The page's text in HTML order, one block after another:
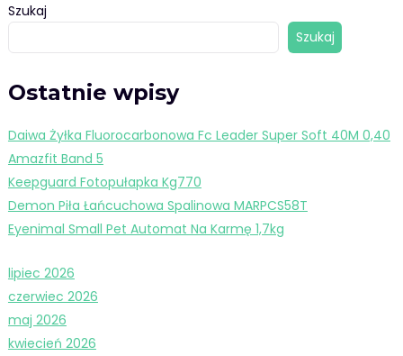
Szukaj
Szukaj
Ostatnie wpisy
Daiwa Żyłka Fluorocarbonowa Fc Leader Super Soft 40M 0,40
Amazfit Band 5
Keepguard Fotopułapka Kg770
Demon Piła Łańcuchowa Spalinowa MARPCS58T
Eyenimal Small Pet Automat Na Karmę 1,7kg
lipiec 2026
czerwiec 2026
maj 2026
kwiecień 2026